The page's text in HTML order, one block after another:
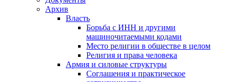
Архив
Власть
Борьба с ИНН и другими
машиночитаемыми кодами
Место религии в обществе в целом
Религия и права человека
Армия и силовые структуры
Соглашения и практическое